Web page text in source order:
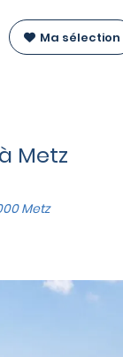
Ma sélection
Metz
Metz